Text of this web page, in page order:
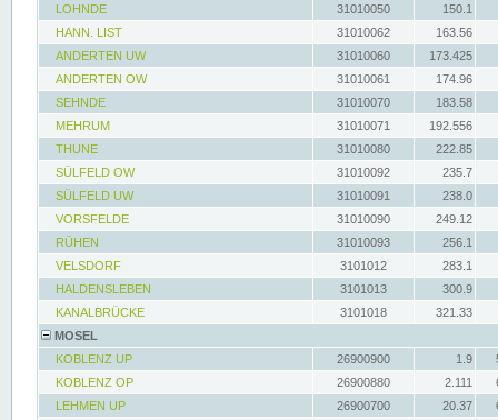
LOHNDE
31010050
150.1
HANN. LIST
31010062
163.56
ANDERTEN UW
31010060
173.425
ANDERTEN OW
31010061
174.96
SEHNDE
31010070
183.58
MEHRUM
31010071
192.556
THUNE
31010080
222.85
SÜLFELD OW
31010092
235.7
SÜLFELD UW
31010091
238.0
VORSFELDE
31010090
249.12
RÜHEN
31010093
256.1
VELSDORF
3101012
283.1
HALDENSLEBEN
3101013
300.9
KANALBRÜCKE
3101018
321.33
MOSEL
KOBLENZ UP
26900900 1.9
KOBLENZ OP
26900880 2.111
LEHMEN UP
26900700 20.37